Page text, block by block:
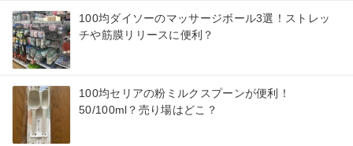
100均ダイソーのマッサージボール3選！ストレッ
チや筋膜リリースに便利？
100均セリアの粉ミルクスプーンが便利！
50/100ml？売り場はどこ？